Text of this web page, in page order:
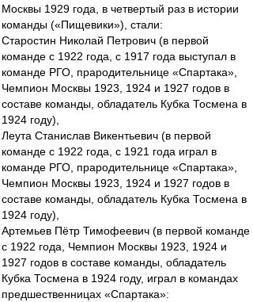
Москвы 1929 года, в четвертый раз в истории
команды («Пищевики»), стали:
Старостин Николай Петрович (в первой
команде с 1922 года, с 1917 года выступал в
команде РГО, прародительнице «Спартака»,
Чемпион Москвы 1923, 1924 и 1927 годов в
составе команды, обладатель Кубка Тосмена в
1924 году),
Леута Станислав Викентьевич (в первой
команде с 1922 года, с 1921 года играл в
команде РГО, прародительнице «Спартака»,
Чемпион Москвы 1923, 1924 и 1927 годов в
составе команды, обладатель Кубка Тосмена в
1924 году),
Артемьев Пётр Тимофеевич (в первой команде
с 1922 года, Чемпион Москвы 1923, 1924 и
1927 годов в составе команды, обладатель
Кубка Тосмена в 1924 году, играл в командах
предшественницах «Спартака»: